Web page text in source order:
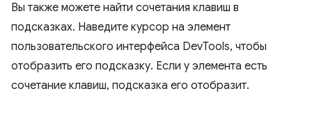
Вы также можете найти сочетания клавиш в
подсказках. Наведите курсор на элемент
пользовательского интерфейса DevTools, чтобы
отобразить его подсказку. Если у элемента есть
сочетание клавиш, подсказка его отобразит.